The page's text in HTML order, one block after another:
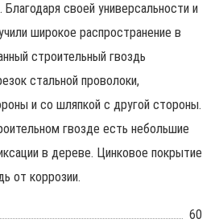
своей универсальности и
широкое распространение в
строительный гвоздь
стальной проволоки,
и со шляпкой с другой стороны.
гвозде есть небольшие
в дереве. Цинковое покрытие
от коррозии.
60